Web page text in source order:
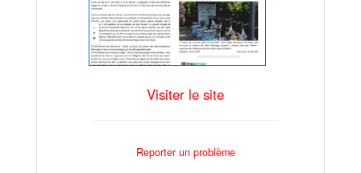
Visiter le site
Reporter un problème